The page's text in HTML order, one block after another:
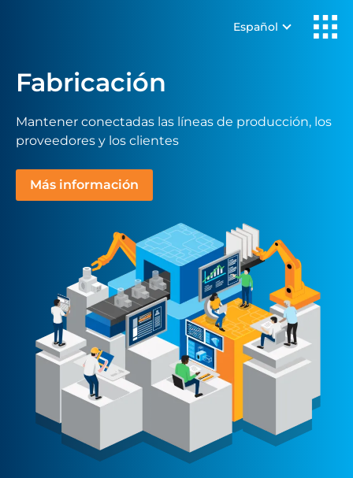
Español
Fabricación
Mantener conectadas las líneas de producción, los
proveedores y los clientes
Más información